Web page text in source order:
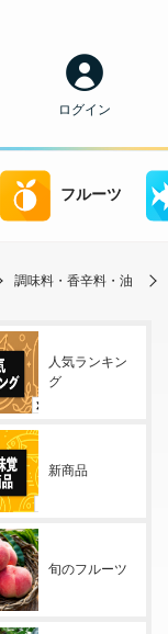
ログイン
フルーツ
調味料・香辛料・油
人気ランキン
グ
新商品
旬のフルーツ